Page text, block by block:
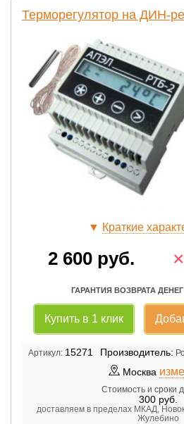
Терморегулятор на ДИН-
▼ Краткие
2 600 руб. ×
ГАРАНТИЯ ВОЗВРАТА
Купить в 1 клик
Артикул: 15271 Производитель:
Москва
Стоимость и сроки
300руб.
доставляем в пределах МКАД,
Жулебино